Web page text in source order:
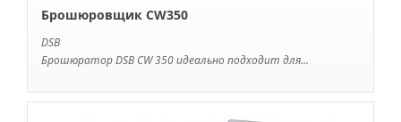
Брошюровщик CW350
DSB
Брошюратор DSB CW 350 идеально подходит для...